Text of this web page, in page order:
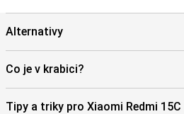
Alternativy
Co je v krabici?
Tipy a triky pro Xiaomi Redmi 15C